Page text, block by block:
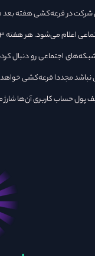
شبکه‌های اجتماعی رو
مجددا قرعه‌کشی